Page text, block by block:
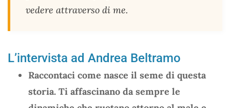
vedere attraverso di me.
L’intervista ad Andrea Beltramo
Raccontaci come nasce il seme di questa
storia. Ti affascinano da sempre le